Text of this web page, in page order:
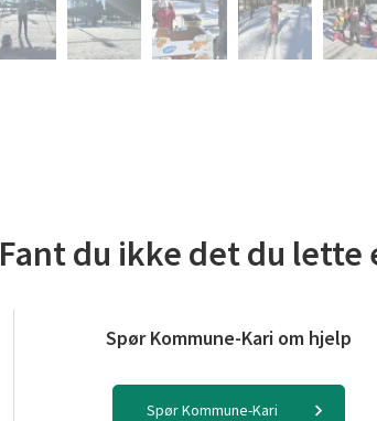
Fant du ikke det du lette
Spør Kommune-Kari om hjelp
Spør Kommune-Kari